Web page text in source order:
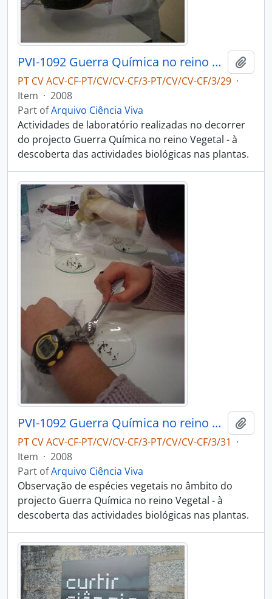
PVI-1092 Guerra Química no reino Vegetal - à descoberta das actividades biológicas nas plantas - Escola Profissional Cenatex
PT CV ACV-CF-PT/CV/CV-CF/3-PT/CV/CV-CF/3/29 ·
Item · 2008
Part ofArquivo Ciência Viva
Actividades de laboratório realizadas no decorrer
do projecto Guerra Química no reino Vegetal - à
descoberta das actividades biológicas nas plantas.
PVI-1092 Guerra Química no reino Vegetal - à descoberta das actividades biológicas nas plantas - Escola Profissional Cenatex
PT CV ACV-CF-PT/CV/CV-CF/3-PT/CV/CV-CF/3/31 ·
Item · 2008
Part ofArquivo Ciência Viva
Observação de espécies vegetais no âmbito do
projecto Guerra Química no reino Vegetal - à
descoberta das actividades biológicas nas plantas.